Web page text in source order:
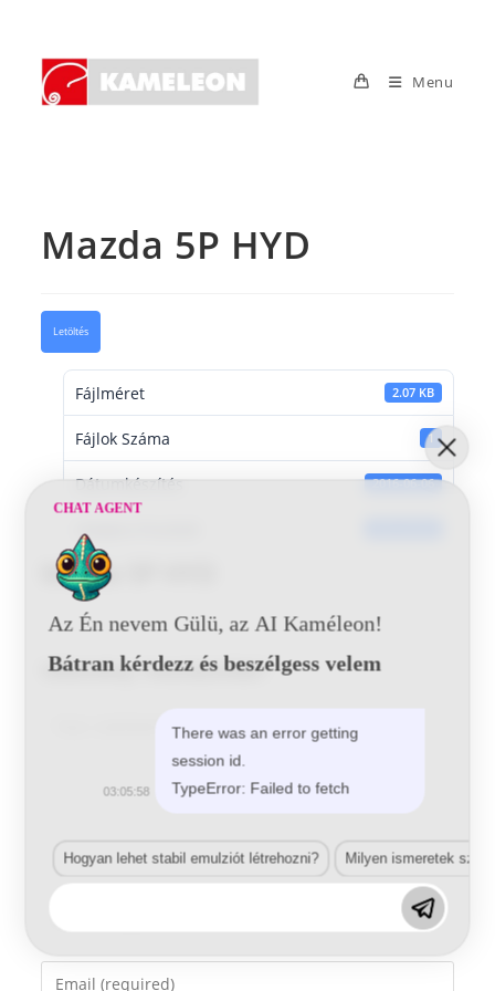
content
Menu
Mazda 5P HYD
Letöltés
Fájlméret 2.07 KB
Fájlok Száma 1
Dátumkészítés 2016-06-06
Utoljára frissített
Mazda 5P HYD
Vélemény, hozzászólás?
your
name
Enter
CHAT AGENT
Az Én nevem Gülü, az AI Kaméleon!
Bátran kérdezz és beszélgess velem
There was an error getting
session id.
TypeError: Failed to fetch
03:05:58
Hogyan lehet stabil emulziót létrehozni? Milyen ismeretek